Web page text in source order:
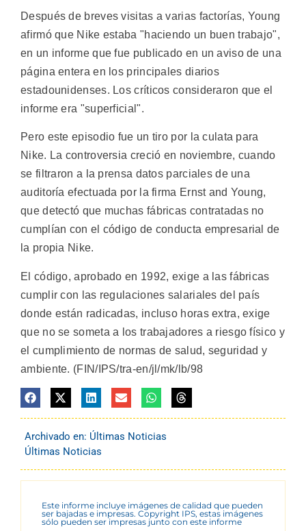
Después de breves visitas a varias factorías, Young
afirmó que Nike estaba "haciendo un buen trabajo",
en un informe que fue publicado en un aviso de una
página entera en los principales diarios
estadounidenses. Los críticos consideraron que el
informe era "superficial".
Pero este episodio fue un tiro por la culata para
Nike. La controversia creció en noviembre, cuando
se filtraron a la prensa datos parciales de una
auditoría efectuada por la firma Ernst and Young,
que detectó que muchas fábricas contratadas no
cumplían con el código de conducta empresarial de
la propia Nike.
El código, aprobado en 1992, exige a las fábricas
cumplir con las regulaciones salariales del país
donde están radicadas, incluso horas extra, exige
que no se someta a los trabajadores a riesgo físico y
el cumplimiento de normas de salud, seguridad y
ambiente. (FIN/IPS/tra-en/jl/mk/lb/98
Archivado en: Últimas Noticias
Últimas Noticias
Este informe incluye imágenes de calidad que pueden
ser bajadas e impresas. Copyright IPS, estas imágenes
sólo pueden ser impresas junto con este informe